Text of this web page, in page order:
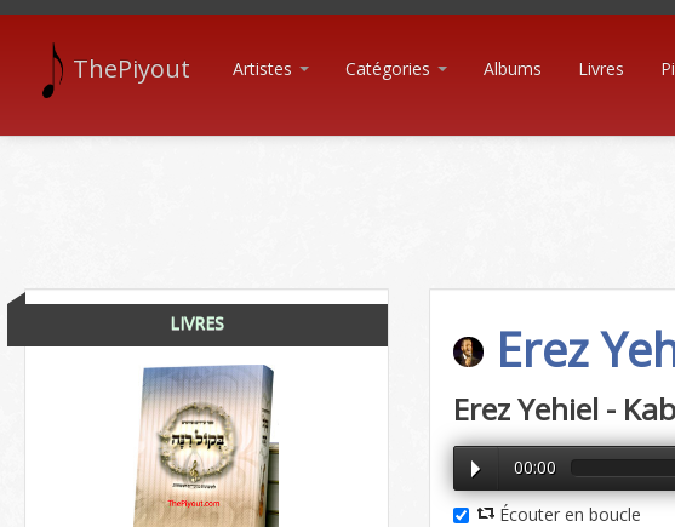
ThePiyout Artistes Catégories Albums Livres
LIVRES Erez
Erez Yehiel -
00:00
Écouter en boucle